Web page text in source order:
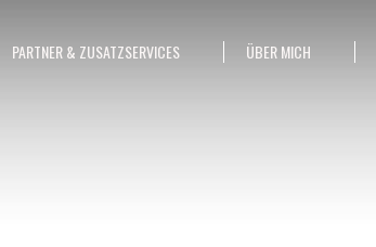
PARTNER & ZUSATZSERVICES ÜBER MICH